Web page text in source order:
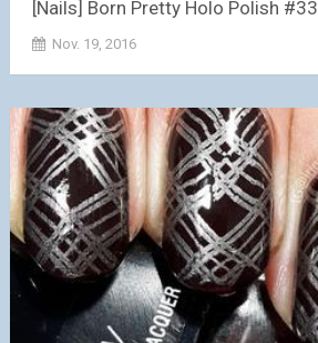
[Nails] Born Pretty Holo Polish #33
Nov. 19, 2016